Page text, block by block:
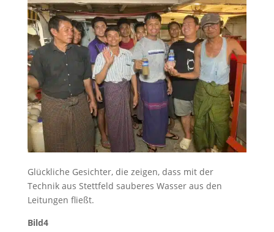
Glückliche Gesichter, die zeigen, dass mit der
Technik aus Stettfeld sauberes Wasser aus den
Leitungen fließt.
Bild4